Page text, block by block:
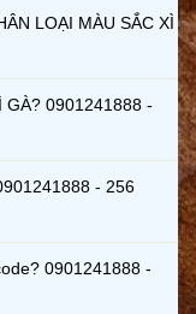
LOẠI MÀU SẮC XÌ
GÀ? 0901241888 -
- 256
0901241888 -